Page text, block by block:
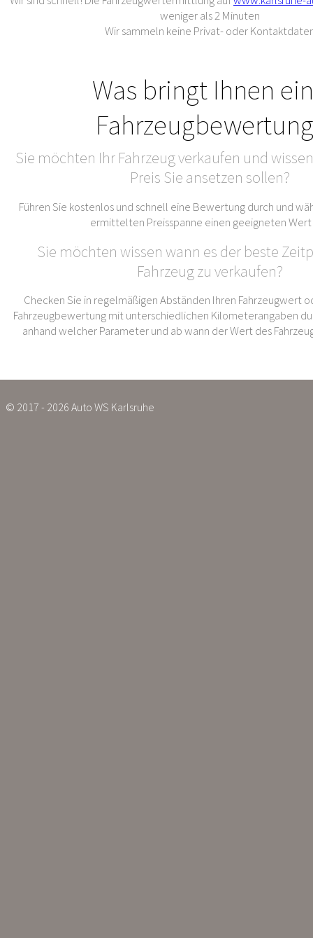
weniger als 2 Minuten
Wir sammeln keine Privat- oder
Was bringt Ihnen
Sie möchten Ihr Fahrzeug verkaufen und
Preis Sie ansetzen sollen?
Führen Sie kostenlos und schnell eine Bewertung durch und
ermittelten Preisspanne einen geeigneten Wert
Sie möchten wissen wann es der beste
Fahrzeug zu verkaufen?
Checken Sie in regelmäßigen Abständen Ihren Fahrzeugwert
Fahrzeugbewertung mit unterschiedlichen Kilometerangaben
anhand welcher Parameter und ab wann der Wert des
© 2017 - 2026 Auto WS Karlsruhe